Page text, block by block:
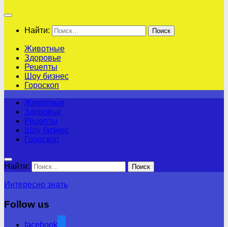
Найти:
Животные
Здоровье
Рецепты
Шоу бизнес
Гороскоп
Животные
Здоровье
Рецепты
Шоу бизнес
Гороскоп
Найти:
Интересно знать
Follow us
facebook